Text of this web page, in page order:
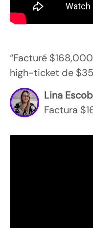
“Facturé
high-ticket de
Lina
Factura